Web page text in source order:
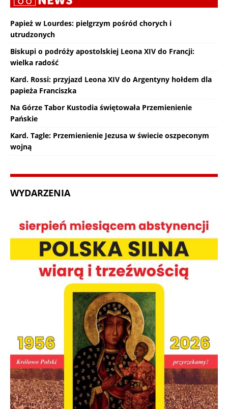
Papież w Lourdes: pielgrzym pośród chorych i
utrudzonych
Biskupi o podróży apostolskiej Leona XIV do Francji:
wielka radość
Kard. Rossi: przyjazd Leona XIV do Argentyny hołdem dla
papieża Franciszka
Na Górze Tabor Kustodia świętowała Przemienienie
Pańskie
Kard. Tagle: Przemienienie Jezusa w świecie oszpeconym
wojną
WYDARZENIA